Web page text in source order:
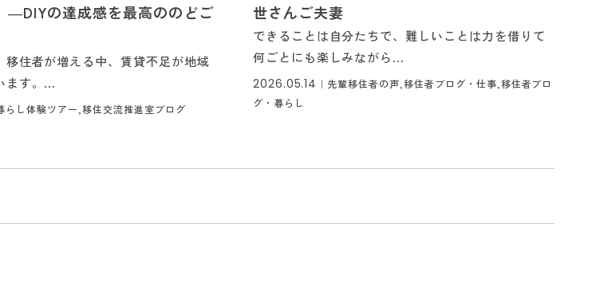
―DIYの達成感を最高ののどご
移住者が増える中、賃貸不足が地域
ます。...
らし体験ツアー,移住交流推進室ブログ
世さんご夫妻
できることは自分たちで、難しいことは力を借りて
何ごとにも楽しみながら...
2026.05.14 ｜ 先輩移住者の声,移住者ブログ・仕事,移住者ブロ
グ・暮らし